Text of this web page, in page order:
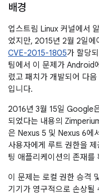
배경
업스트림 Linux 커널에서
었지만, 2015년 2월 2일에
CVE-2015-1805가 할당
팀에서 이 문제가 Android
렸고 패치가 개발되어 다
입니다.
2016년 3월 15일 Google
되었다는 내용의
은 Nexus 5 및 Nexus 6에
사용자에게 루트 권한을
팅 애플리케이션의 존재를
이 문제는 로컬 권한 승격
기기가 영구적으로 손상될